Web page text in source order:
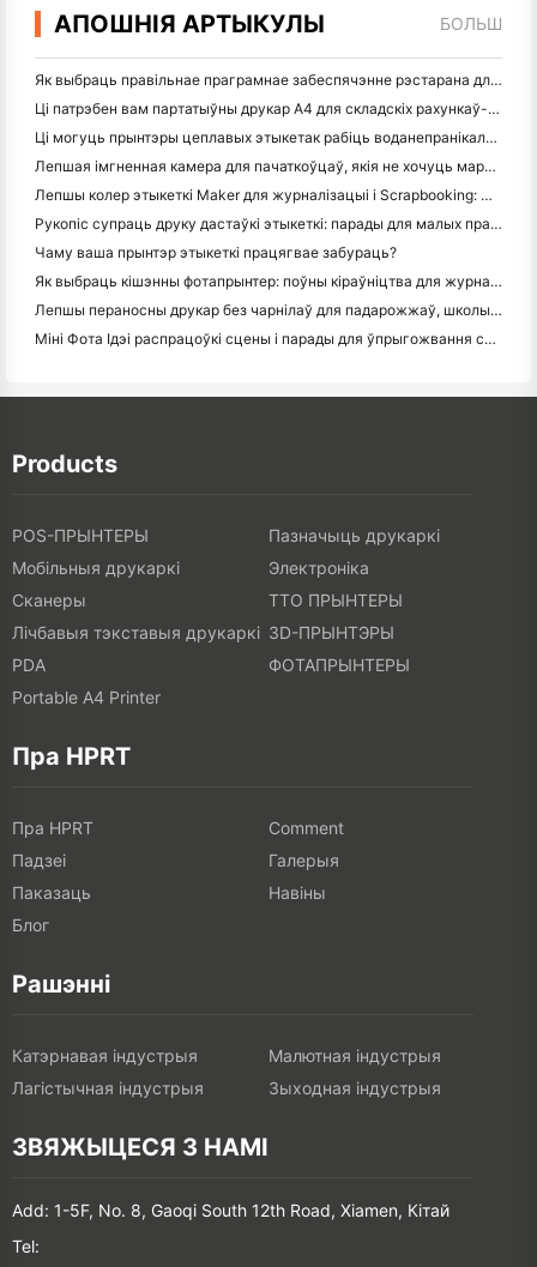
АПОШНІЯ АРТЫКУЛЫ БОЛЬШ
Як выбраць правільнае праграмнае забеспячэнне рэстарана для вашага маленькага або сярэдняга рэстарана
Ці патрэбен вам партатыўны друкар A4 для складскіх рахункаў-фактур? Што на самай справе працуе
Ці могуць прынтэры цеплавых этыкетак рабіць воданепранікальныя этыкеткі для прадуктаў малога бізнесу?
Лепшая імгненная камера для пачаткоўцаў, якія не хочуць марнаваць паперу
Лепшы колер этыкеткі Maker для журналізацыі і Scrapbooking: Дадаць больш колеру на кожную старонку
Рукопіс супраць друку дастаўкі этыкеткі: парады для малых прадпрыемстваў у 2026 годзе
Чаму ваша прынтэр этыкеткі працягвае забураць?
Як выбраць кішэнны фотапрынтер: поўны кіраўніцтва для журналістаў, падарожжаў і карыстальнікаў iPhone
Лепшы пераносны друкар без чарнілаў для падарожжаў, школы і мабільнай працы: Hanin MT620 Pro Review
Міні Фота Ідэі распрацоўкі сцены і парады для ўпрыгожвання спальні і спальні
Products
POS-ПРЫНТЕРЫ
Пазначыць друкаркі
Мобільныя друкаркі
Электроніка
Сканеры
ТТО ПРЫНТЕРЫ
Лічбавыя тэкставыя друкаркі 3D-ПРЫНТЭРЫ
PDA
ФОТАПРЫНТЕРЫ
Portable A4 Printer
Пра HPRT
Пра HPRT
Comment
Падзеі
Галерыя
Паказаць
Навіны
Блог
Рашэнні
Катэрнавая індустрыя
Малютная індустрыя
Лагістычная індустрыя
Зыходная індустрыя
ЗВЯЖЫЦЕСЯ З НАМІ
Add: 1-5F, No. 8, Gaoqi South 12th Road, Xiamen, Кітай
Tel: